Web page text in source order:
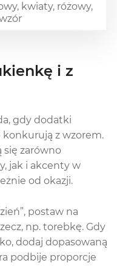
kwiaty, różowy,
i z
gdy dodatki
konkurują z wzorem.
się zarówno
jak i akcenty w
od okazji.
postaw na
np. torebkę. Gdy
dodaj dopasowaną
podbije proporcje